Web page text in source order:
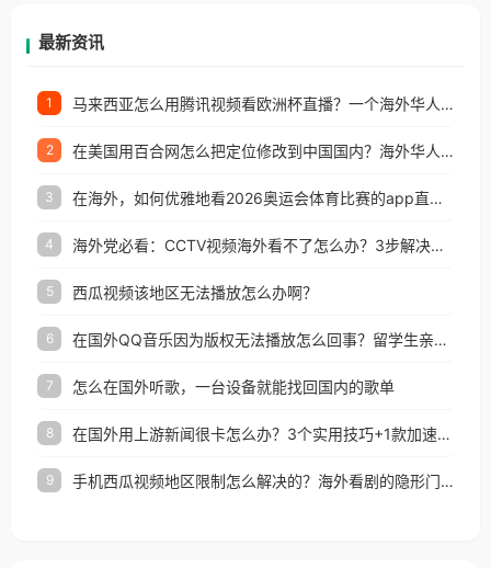
最新资讯
1 马来西亚怎么用腾讯视频看欧洲杯直播？一个海外华人的真实困扰与破解
2 在美国用百合网怎么把定位修改到中国国内？海外华人必备的回国加速指南
3 在海外，如何优雅地看2026奥运会体育比赛的app直播？
4 海外党必看：CCTV视频海外看不了怎么办？3步解决地区限制+追剧自由
5 西瓜视频该地区无法播放怎么办啊？
6 在国外QQ音乐因为版权无法播放怎么回事？留学生亲测有效的解决办法
7 怎么在国外听歌，一台设备就能找回国内的歌单
8 在国外用上游新闻很卡怎么办？3个实用技巧+1款加速器解决海外看国内内容难题
9 手机西瓜视频地区限制怎么解决的？海外看剧的隐形门与钥匙